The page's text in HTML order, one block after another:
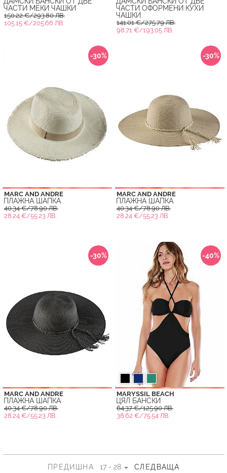
ЧАСТИ МЕКИ ЧАШКИ
150.22 €/293.80 ЛВ.
105.15 €/205.66 ЛВ.
ЧАСТИ ОФОРМЕНИ КУХИ
ЧАШКИ
141.01 €/275.79 ЛВ.
98.71 €/193.05 ЛВ.
-30%
MARC AND ANDRE
ПЛАЖНА ШАПКА
40.34 €/78.90 ЛВ.
28.24 €/55.23 ЛВ.
-30%
MARC AND ANDRE
ПЛАЖНА ШАПКА
40.34 €/78.90 ЛВ.
28.24 €/55.23 ЛВ.
-30%
MARC AND ANDRE
ПЛАЖНА ШАПКА
40.34 €/78.90 ЛВ.
28.24 €/55.23 ЛВ.
-40%
MARYSSIL BEACH
ЦЯЛ БАНСКИ
64.37 €/125.90 ЛВ.
38.62 €/75.54 ЛВ.
ПРЕДИШНА 17 - 28 СЛЕДВАЩА